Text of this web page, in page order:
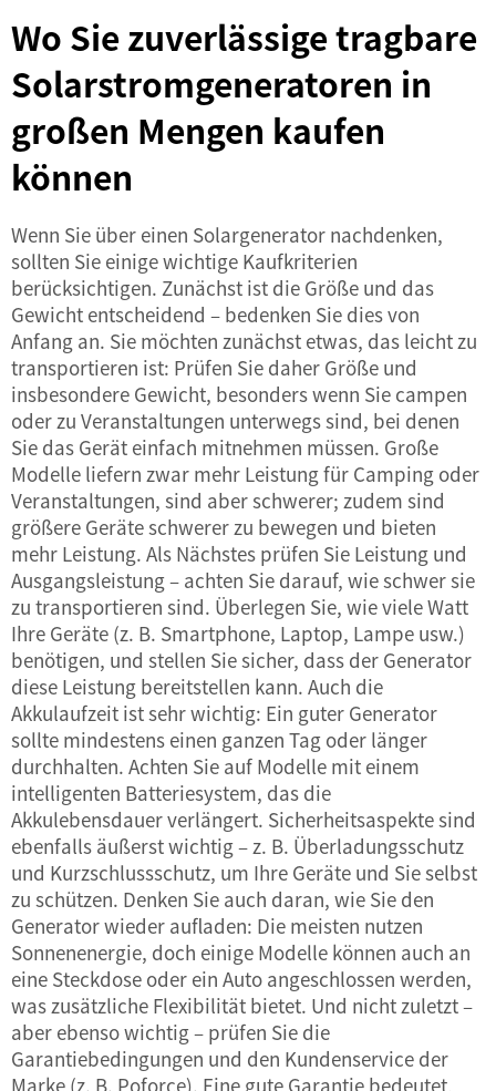
Wo Sie zuverlässige tragbare
Solarstromgeneratoren in
großen Mengen kaufen
können
Wenn Sie über einen Solargenerator nachdenken,
sollten Sie einige wichtige Kaufkriterien
berücksichtigen. Zunächst ist die Größe und das
Gewicht entscheidend – bedenken Sie dies von
Anfang an. Sie möchten zunächst etwas, das leicht zu
transportieren ist: Prüfen Sie daher Größe und
insbesondere Gewicht, besonders wenn Sie campen
oder zu Veranstaltungen unterwegs sind, bei denen
Sie das Gerät einfach mitnehmen müssen. Große
Modelle liefern zwar mehr Leistung für Camping oder
Veranstaltungen, sind aber schwerer; zudem sind
größere Geräte schwerer zu bewegen und bieten
mehr Leistung. Als Nächstes prüfen Sie Leistung und
Ausgangsleistung – achten Sie darauf, wie schwer sie
zu transportieren sind. Überlegen Sie, wie viele Watt
Ihre Geräte (z. B. Smartphone, Laptop, Lampe usw.)
benötigen, und stellen Sie sicher, dass der Generator
diese Leistung bereitstellen kann. Auch die
Akkulaufzeit ist sehr wichtig: Ein guter Generator
sollte mindestens einen ganzen Tag oder länger
durchhalten. Achten Sie auf Modelle mit einem
intelligenten Batteriesystem, das die
Akkulebensdauer verlängert. Sicherheitsaspekte sind
ebenfalls äußerst wichtig – z. B. Überladungsschutz
und Kurzschlussschutz, um Ihre Geräte und Sie selbst
zu schützen. Denken Sie auch daran, wie Sie den
Generator wieder aufladen: Die meisten nutzen
Sonnenenergie, doch einige Modelle können auch an
eine Steckdose oder ein Auto angeschlossen werden,
was zusätzliche Flexibilität bietet. Und nicht zuletzt –
aber ebenso wichtig – prüfen Sie die
Garantiebedingungen und den Kundenservice der
Marke (z. B. Poforce). Eine gute Garantie bedeutet,